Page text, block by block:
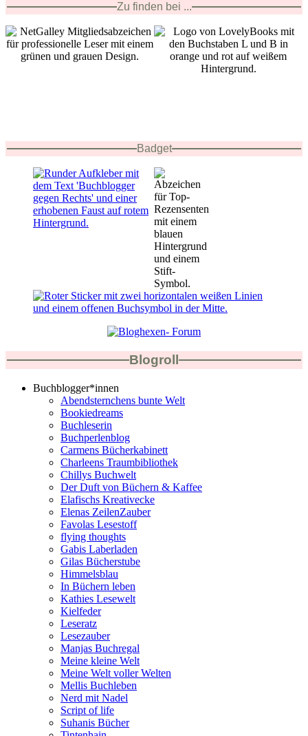
Zu finden bei ...
Badget
Blogroll
Buchblogger*innen
Abendsternchens bunte Welt
Bookiedreams
Buchleserin
Buchperlenblog
Carmens Bücherkabinett
Charleens Traumbibliothek
Chillys Buchwelt
Der Duft von Büchern & Kaffee
Elafischs Kreativecke
Elenas ZeilenZauber
Favolas Lesestoff
flying thoughts
Gabis Laberladen
Gilas Bücherstube
Himmelsblau
In Büchern leben
Kathies Lesewelt
Kielfeder
Leseratz
Lesezauber
Manjas Buchregal
Meine kleine Welt
Meine Welt voller Welten
Mellis Buchleben
Nerd mit Nadel
Script of life
Suhanis Bücher